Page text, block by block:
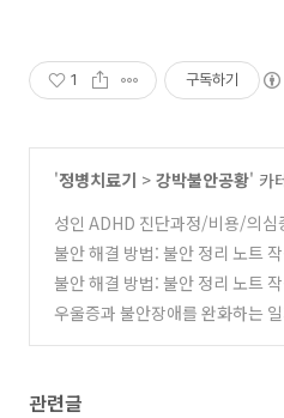
1 구독하기
'정병치료기 > 강박불안공황' 카
성인 ADHD 진단과정/비용/의심
불안 해결 방법: 불안 정리 노트
불안 해결 방법: 불안 정리 노트
우울증과 불안장애를 완화하는
관련글